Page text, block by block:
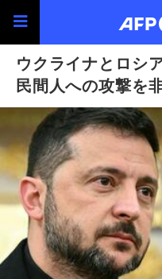
ウクライナとロシ
民間人への攻撃を